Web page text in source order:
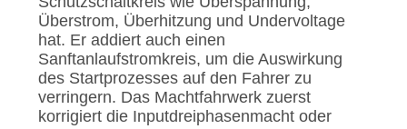
Überstrom, Überhitzung und Undervoltage
hat. Er addiert auch einen
Sanftanlaufstromkreis, um die Auswirkung
des Startprozesses auf den Fahrer zu
verringern. Das Machtfahrwerk zuerst
korrigiert die Inputdreiphasenmacht oder